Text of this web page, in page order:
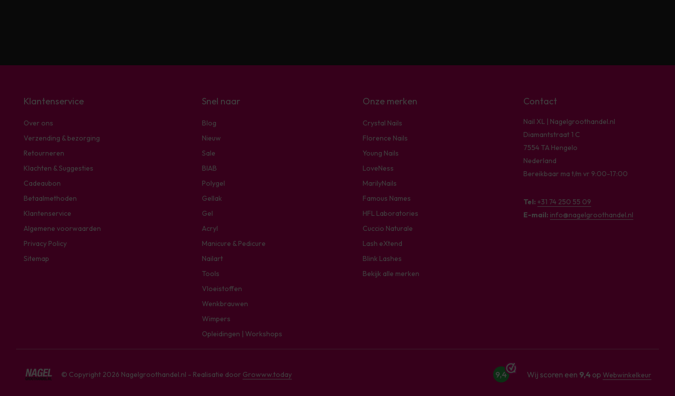
Klantenservice
Over ons
Verzending & bezorging
Retourneren
Klachten & Suggesties
Cadeaubon
Betaalmethoden
Klantenservice
Algemene voorwaarden
Privacy Policy
Sitemap
Snel naar
Blog
Nieuw
Sale
BIAB
Polygel
Gellak
Gel
Acryl
Manicure & Pedicure
Nailart
Tools
Vloeistoffen
Wenkbrauwen
Wimpers
Opleidingen | Workshops
Onze merken
Crystal Nails
Florence Nails
Young Nails
LoveNess
MarilyNails
Famous Names
HFL Laboratories
Cuccio Naturale
Lash eXtend
Blink Lashes
Bekijk alle merken
Contact
Nail XL | Nagelgroothandel.nl
Diamantstraat 1 C
7554 TA Hengelo
Nederland
Bereikbaar ma t/m vr 9:00-17:00
Tel: +31 74 250 55 09
E-mail: info@nagelgroothandel.nl
© Copyright 2026 Nagelgroothandel.nl - Realisatie door Growww.today 9,4 Wij scoren een 9,4op Webwinkelkeur